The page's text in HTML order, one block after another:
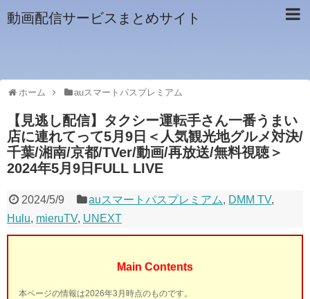
動画配信サービスまとめサイト
ホーム auスマートパスプレミアム
【見逃し配信】タクシー運転手さん一番うまい
店に連れてって5月9日＜人気観光地グルメ対決/
千葉/湘南/京都/TVer/動画/再放送/無料視聴＞
2024年5月9日FULL LIVE
2024/5/9 auスマートパスプレミアム, DMM TV,
Hulu, mieruTV, UNEXT
Main Contents
本ページの情報は2026年3月時点のものです。